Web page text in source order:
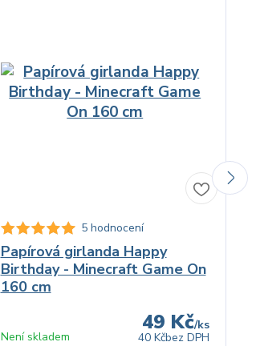
5 hodnocení
Papírová girlanda Happy
Birthday - Minecraft Game On
160 cm
49 Kč/ks
40 Kčbez DPH
Není skladem